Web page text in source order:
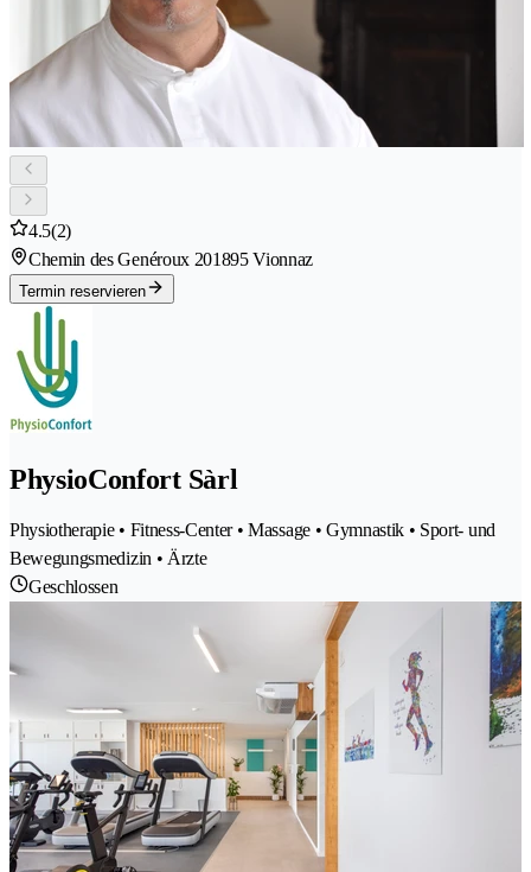
4.5(2)
Chemin des Genéroux 201895 Vionnaz
Termin reservieren
PhysioConfort Sàrl
Physiotherapie • Fitness-Center • Massage • Gymnastik • Sport- und
Bewegungsmedizin • Ärzte
Geschlossen